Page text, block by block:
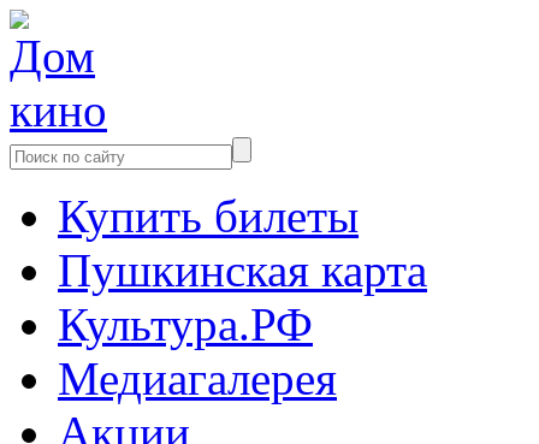
Купить билеты
Пушкинская карта
Культура.РФ
Медиагалерея
Акции